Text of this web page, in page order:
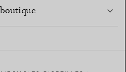
boutique